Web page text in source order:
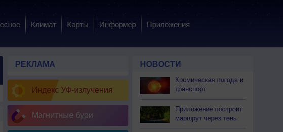
Климат Карты Информер Приложения
РЕКЛАМА
Индекс УФ-излучения
Магнитные бури
НОВОСТИ
Космическая погода и
транспорт
Приложение построит
маршрут через тень